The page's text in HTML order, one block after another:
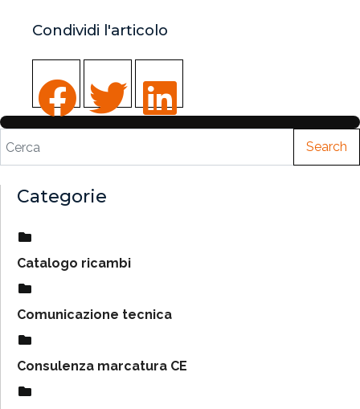
Condividi l'articolo
Search
Categorie
Catalogo ricambi
Comunicazione tecnica
Consulenza marcatura CE